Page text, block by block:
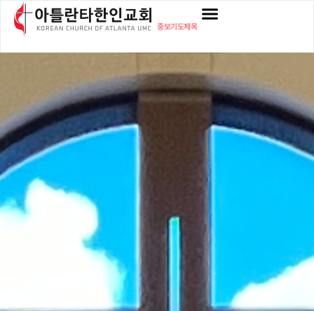
중보기도제목